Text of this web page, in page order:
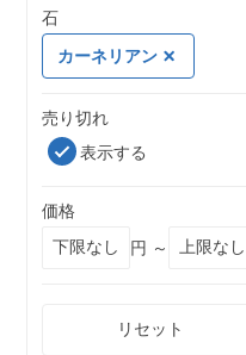
石
カーネリアン
売り切れ
表示する
価格
円 ～
リセット